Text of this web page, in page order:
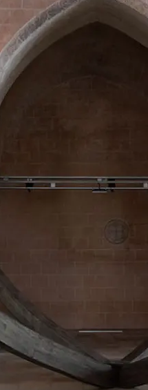
Krems ein Artist Talk mit
statt.
Kunsthalle Krems Website
Meinrad-Platz /
vor der Kunsthalle
Kunsthalle Krems eine
Künstlerduos Soc.i.a